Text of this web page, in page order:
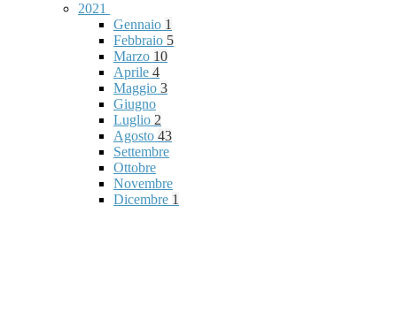
2021
Gennaio 1
Febbraio 5
Marzo 10
Aprile 4
Maggio 3
Giugno
Luglio 2
Agosto 43
Settembre
Ottobre
Novembre
Dicembre 1